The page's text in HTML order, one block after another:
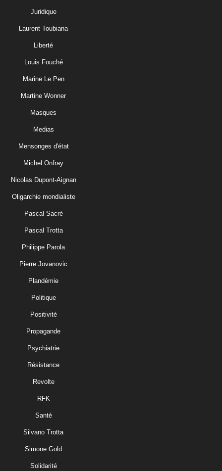
Juridique
Laurent Toubiana
Liberté
Louis Fouché
Marine Le Pen
Martine Wonner
Masques
Medias
Mensonges d'état
Michel Onfray
Nicolas Dupont-Aignan
Oligarchie mondialiste
Pascal Sacré
Pascal Trotta
Philippe Parola
Pierre Jovanovic
Plandémie
Politique
Positivité
Propagande
Psychiatrie
Résistance
Revolte
RFK
Santé
Silvano Trotta
Simone Gold
Solidarité